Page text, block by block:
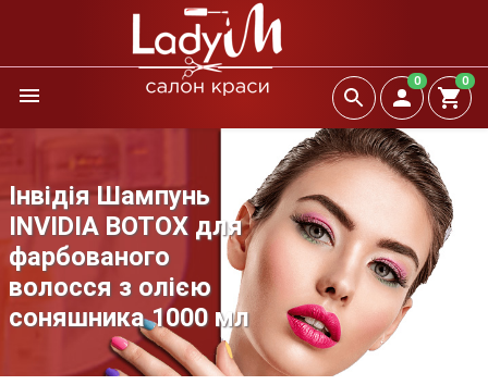
0 0
Інвідія Шампунь
INVIDIA BOTOX для
фарбованого
волосся з олією
соняшника 1000 мл